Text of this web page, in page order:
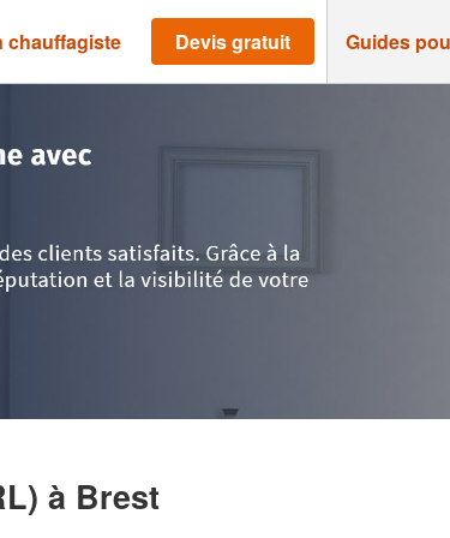
chauffagiste Devis gratuit Guides
à Brest